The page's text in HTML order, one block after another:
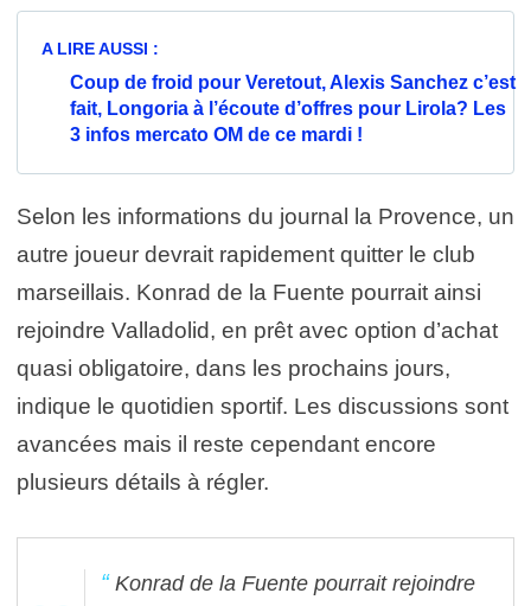
A LIRE AUSSI :
Coup de froid pour Veretout, Alexis Sanchez c’est
fait, Longoria à l’écoute d’offres pour Lirola? Les
3 infos mercato OM de ce mardi !
Selon les informations du journal la Provence, un
autre joueur devrait rapidement quitter le club
marseillais. Konrad de la Fuente pourrait ainsi
rejoindre Valladolid, en prêt avec option d’achat
quasi obligatoire, dans les prochains jours,
indique le quotidien sportif. Les discussions sont
avancées mais il reste cependant encore
plusieurs détails à régler.
Konrad de la Fuente pourrait rejoindre